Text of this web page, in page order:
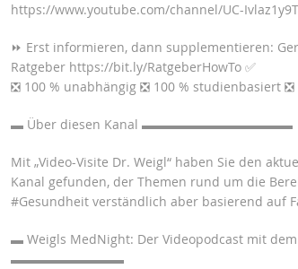
https://www.youtube.com/channel/UC-
⏩ Erst informieren, dann supplementieren:
Ratgeber https://bit.ly/RatgeberHowTo ✅
❎ 100 % unabhängig ❎ 100 % studienbasiert
▬ Über diesen Kanal ▬▬▬▬▬▬▬▬▬▬▬▬
Mit „Video-Visite Dr. Weigl“ haben Sie den
Kanal gefunden, der Themen rund um die
#Gesundheit verständlich aber basierend auf
▬ Weigls MedNight: Der Videopodcast mit
▬▬▬▬▬▬▬▬▬